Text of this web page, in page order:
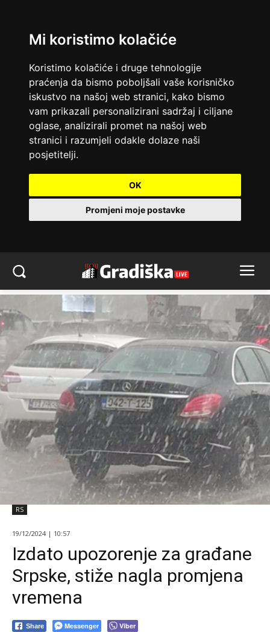
Mi koristimo kolačiće
Koristimo kolačiće i druge tehnologije
praćenja da bismo poboljšali vaše korisničko
iskustvo na našoj web stranici, kako bismo
vam prikazali personalizirani sadržaj i ciljane
oglase, analizirali promet na našoj web
stranici i razumjeli odakle dolaze naši
posjetitelji.
OK
Promjeni moje postavke
RS
19/12/2024 | 10:57
Izdato upozorenje za građane
Srpske, stiže nagla promjena
vremena
Share Messenger Viber